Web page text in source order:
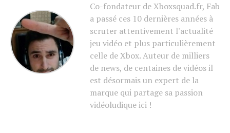
Co-fondateur de Xboxsquad.fr, Fab
a passé ces 10 dernières années à
scruter attentivement l'actualité
jeu vidéo et plus particulièrement
celle de Xbox. Auteur de milliers
de news, de centaines de vidéos il
est désormais un expert de la
marque qui partage sa passion
vidéoludique ici !